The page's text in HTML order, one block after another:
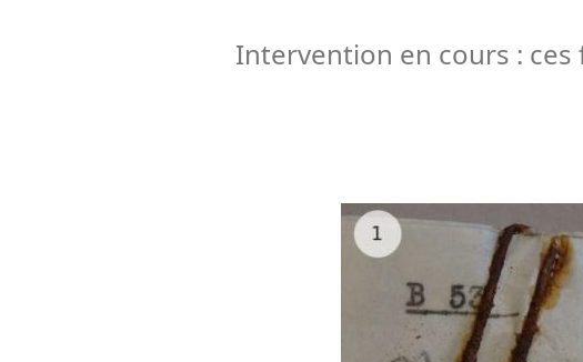
Intervention en cours :